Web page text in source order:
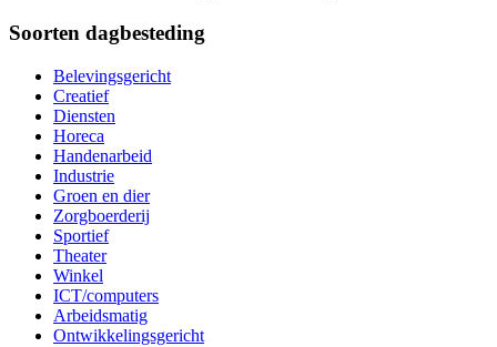
Soorten dagbesteding
Belevingsgericht
Creatief
Diensten
Horeca
Handenarbeid
Industrie
Groen en dier
Zorgboerderij
Sportief
Theater
Winkel
ICT/computers
Arbeidsmatig
Ontwikkelingsgericht